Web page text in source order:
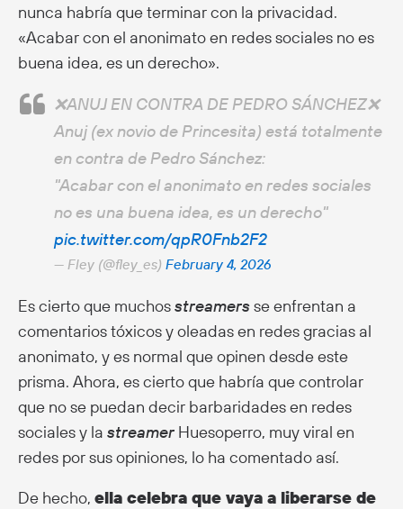
nunca habría que terminar con la privacidad.
«Acabar con el anonimato en redes sociales no es
buena idea, es un derecho».
❌ANUJ EN CONTRA DE PEDRO SÁNCHEZ❌
Anuj (ex novio de Princesita) está totalmente
en contra de Pedro Sánchez:
"Acabar con el anonimato en redes sociales
no es una buena idea, es un derecho"
pic.twitter.com/qpR0Fnb2F2
— Fley (@fley_es) February 4, 2026
Es cierto que muchosstreamersse enfrentan a
comentarios tóxicos y oleadas en redes gracias al
anonimato, y es normal que opinen desde este
prisma. Ahora, es cierto que habría que controlar
que no se puedan decir barbaridades en redes
sociales y la streamer Huesoperro, muy viral en
redes por sus opiniones, lo ha comentado así.
De hecho, ella celebra que vaya a liberarse de